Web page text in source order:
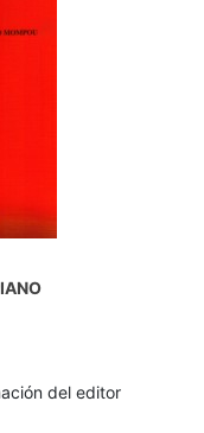
del editor